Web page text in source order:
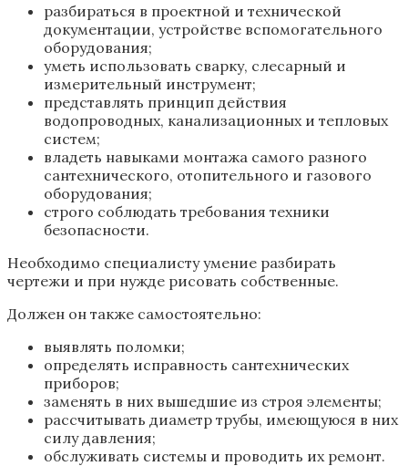
разбираться в проектной и технической
документации, устройстве вспомогательного
оборудования;
уметь использовать сварку, слесарный и
измерительный инструмент;
представлять принцип действия
водопроводных, канализационных и тепловых
систем;
владеть навыками монтажа самого разного
сантехнического, отопительного и газового
оборудования;
строго соблюдать требования техники
безопасности.
Необходимо специалисту умение разбирать
чертежи и при нужде рисовать собственные.
Должен он также самостоятельно:
выявлять поломки;
определять исправность сантехнических
приборов;
заменять в них вышедшие из строя элементы;
рассчитывать диаметр трубы, имеющуюся в них
силу давления;
обслуживать системы и проводить их ремонт.